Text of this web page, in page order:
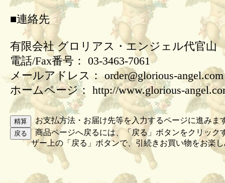
■連絡先
有限会社 グロリアス・エンジェル代官山
電話/Fax番号： 03-3463-7061
メールアドレス： order@glorious-angel.com
ホームページ： http://www.glorious-
お支払方法・お届け先等を入力するページに進みま
商品ページへ戻るには、「戻る」ボタンをクリック
ザー上の「戻る」ボタンで、引続きお買い物をお楽